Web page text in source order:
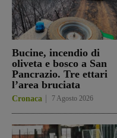
Bucine, incendio di
oliveta e bosco a San
Pancrazio. Tre ettari
l’area bruciata
Cronaca 7 Agosto 2026